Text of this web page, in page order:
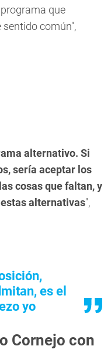
que
común",
alternativo. Si
sería aceptar los
cosas que faltan, y
alternativas",
es el
yo
Cornejo con